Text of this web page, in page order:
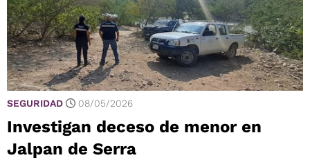
SEGURIDAD 08/05/2026
Investigan deceso de menor en
Jalpan de Serra